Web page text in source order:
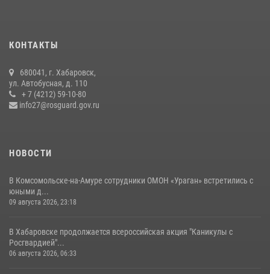
27 июля 2026, 01:42
гражданам государственные услуги в сфере оборота оружия,
частной детективной и охранной деятельности
17 июля 2026, 03:45
КОНТАКТЫ
680041, г. Хабаровск,
ул. Автобусная, д. 110
+ 7 (4212) 59-10-80
info27@rosguard.gov.ru
НОВОСТИ
В Комсомольске-на-Амуре сотрудники ОМОН «Ураган» встретились с
юными д...
09 августа 2026, 23:18
В Хабаровске продолжается всероссийская акция "Каникулы с
Росгвардией"...
06 августа 2026, 06:33